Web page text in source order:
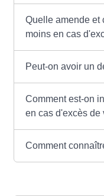
Quelle amende et
moins en cas
Peut-on avoir un
Comment est-on
en cas d'excès de
Comment